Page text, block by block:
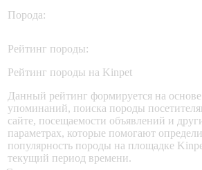
Порода:
Рейтинг породы:
Рейтинг породы на Kinpet
Данный рейтинг формируется на
упоминаний, поиска породы
сайте, посещаемости объявлений и
параметрах, которые помогают
популярность породы на площадке
текущий период времени.